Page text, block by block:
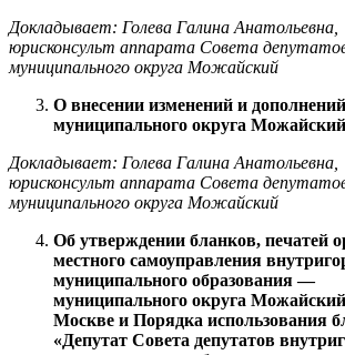
Докладывает: Голева Галина Анатольевна,
юрисконсульт аппарата Совета
муниципального округа Можайский
О внесении изменений и
муниципального округа Можайский
Докладывает: Голева Галина Анатольевна,
юрисконсульт аппарата Совета
муниципального округа Можайский
Об утверждении бланков, печатей
местного самоуправления
муниципального образования —
муниципального округа
Москве и Порядка использования
«Депутат Совета депутатов